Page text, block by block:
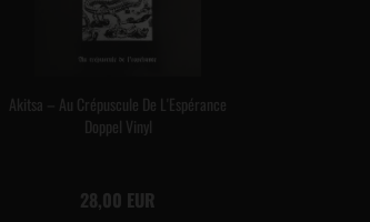
Akitsa – Au Crépuscule De L'Espérance
Doppel Vinyl
28,00 EUR